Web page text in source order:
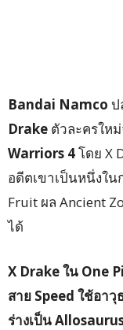
Bandai Namco ป
Drake ตัวละครให
Warriors 4โดย X
อดีตเขาเป็นหนึ่งใน
Fruit ผล Ancient
ได้
X Drake ใน One
สาย Speed ใช้อาวุ
ร่างเป็น